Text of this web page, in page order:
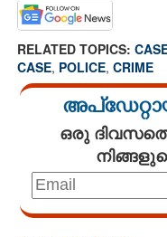
RELATED TOPICS:
CASE, POLICE, CRIME
ഒരു